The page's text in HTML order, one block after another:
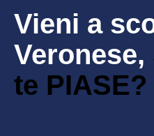
Vieni a
Veronese,
te PIASE?